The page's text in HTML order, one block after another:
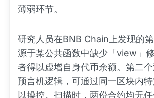
薄弱环节。
研究人员在BNB Chain上发现的第
源于某公共函数中缺少「view」
者得以虚增自身代币余额。第二
预言机逻辑，可通过同一区块内
以操控。扫描时，两份合约均无